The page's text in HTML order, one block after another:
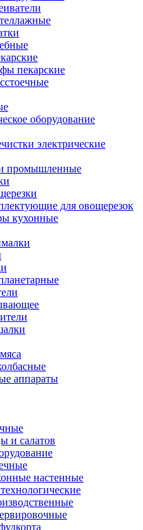
пекарские
оборудование
электрические
промышленные
для овощерезок
кухонные
аппараты
и салатов
настенные